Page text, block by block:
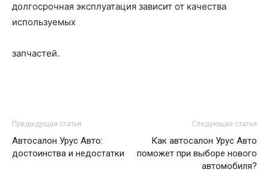
долгосрочная эксплуатация зависит от качества
используемых
запчастей.
Предыдущая статья
Автосалон Урус Авто:
достоинства и недостатки
Следующая статья
Как автосалон Урус Авто
поможет при выборе нового
автомобиля?